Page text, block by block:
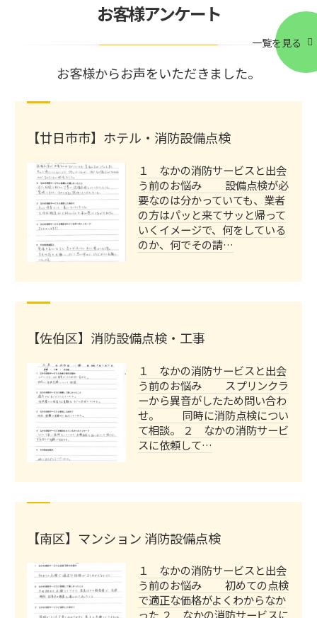
お客様アンケート
お客様からお声をいただきました。
一覧を見る
【廿日市市】ホテル・消防設備点検
１ なかの消防サービスと出会
う前のお悩み 設備点検が必
要なのは分かっていても、業者
の方はパッと来てサッと帰って
いくイメージで、何をしている
のか、何でその請…
【佐伯区】消防設備点検・工事
１ なかの消防サービスと出会
う前のお悩み スプリンクラ
ーから異音がしたため問い合わ
せ。 同時に消防点検につい
て相談。 ２ なかの消防サービ
スに依頼して…
【南区】マンション 消防設備点検
１ なかの消防サービスと出会
う前のお悩み 初めての点検
で適正な価格がよくわからなか
った ２ なかの消防サービスに